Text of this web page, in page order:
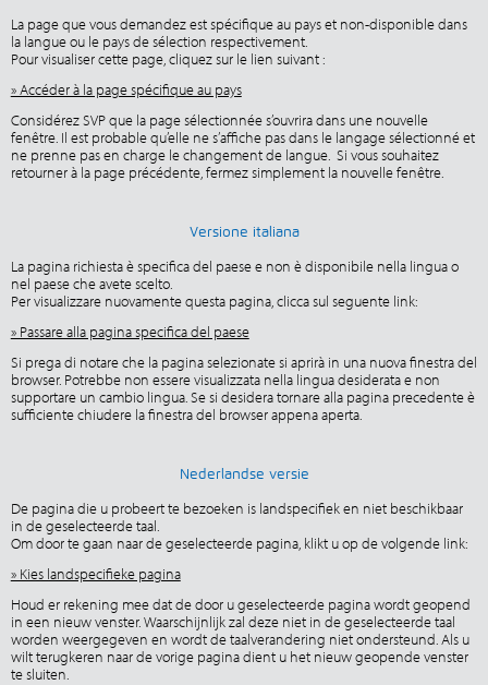
La page que vous demandez est spécifique au pays et non-disponible dans
la langue ou le pays de sélection respectivement.
Pour visualiser cette page, cliquez sur le lien suivant :
» Accéder à la page spécifique au pays
Considérez SVP que la page sélectionnée s’ouvrira dans une nouvelle
fenêtre. Il est probable qu’elle ne s’affiche pas dans le langage sélectionné et
ne prenne pas en charge le changement de langue. Si vous souhaitez
retourner à la page précédente, fermez simplement la nouvelle fenêtre.
Versione italiana
La pagina richiesta è specifica del paese e non è disponibile nella lingua o
nel paese che avete scelto.
Per visualizzare nuovamente questa pagina, clicca sul seguente link:
» Passare alla pagina specifica del paese
Si prega di notare che la pagina selezionate si aprirà in una nuova finestra del
browser. Potrebbe non essere visualizzata nella lingua desiderata e non
supportare un cambio lingua. Se si desidera tornare alla pagina precedente è
sufficiente chiudere la finestra del browser appena aperta.
Nederlandse versie
De pagina die u probeert te bezoeken is landspecifiek en niet beschikbaar
in de geselecteerde taal.
Om door te gaan naar de geselecteerde pagina, klikt u op de volgende link:
» Kies landspecifieke pagina
Houd er rekening mee dat de door u geselecteerde pagina wordt geopend
in een nieuw venster. Waarschijnlijk zal deze niet in de geselecteerde taal
worden weergegeven en wordt de taalverandering niet ondersteund. Als u
wilt terugkeren naar de vorige pagina dient u het nieuw geopende venster
te sluiten.